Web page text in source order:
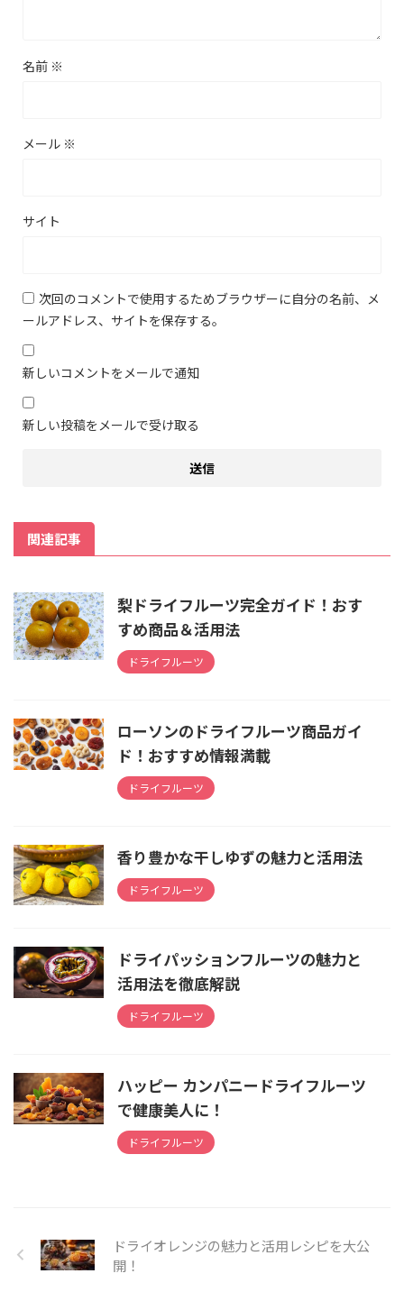
名前 ※
メール ※
サイト
次回のコメントで使用するためブラウザーに自分の名前、メ
ールアドレス、サイトを保存する。
新しいコメントをメールで通知
新しい投稿をメールで受け取る
関連記事
梨ドライフルーツ完全ガイド！おす
すめ商品＆活用法
ドライフルーツ
ローソンのドライフルーツ商品ガイ
ド！おすすめ情報満載
ドライフルーツ
香り豊かな干しゆずの魅力と活用法
ドライフルーツ
ドライパッションフルーツの魅力と
活用法を徹底解説
ドライフルーツ
ハッピー カンパニードライフルーツ
で健康美人に！
ドライフルーツ
ドライオレンジの魅力と活用レシピを大公
開！